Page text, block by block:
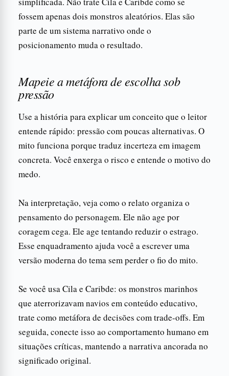
fossem apenas dois monstros aleatórios. Elas são
parte de um sistema narrativo onde o
posicionamento muda o resultado.
Mapeie a metáfora de escolha sob
pressão
Use a história para explicar um conceito que o leitor
entende rápido: pressão com poucas alternativas. O
mito funciona porque traduz incerteza em imagem
concreta. Você enxerga o risco e entende o motivo do
medo.
Na interpretação, veja como o relato organiza o
pensamento do personagem. Ele não age por
coragem cega. Ele age tentando reduzir o estrago.
Esse enquadramento ajuda você a escrever uma
versão moderna do tema sem perder o fio do mito.
Se você usa Cila e Caribde: os monstros marinhos
que aterrorizavam navios em conteúdo educativo,
trate como metáfora de decisões com trade-offs. Em
seguida, conecte isso ao comportamento humano em
situações críticas, mantendo a narrativa ancorada no
significado original.